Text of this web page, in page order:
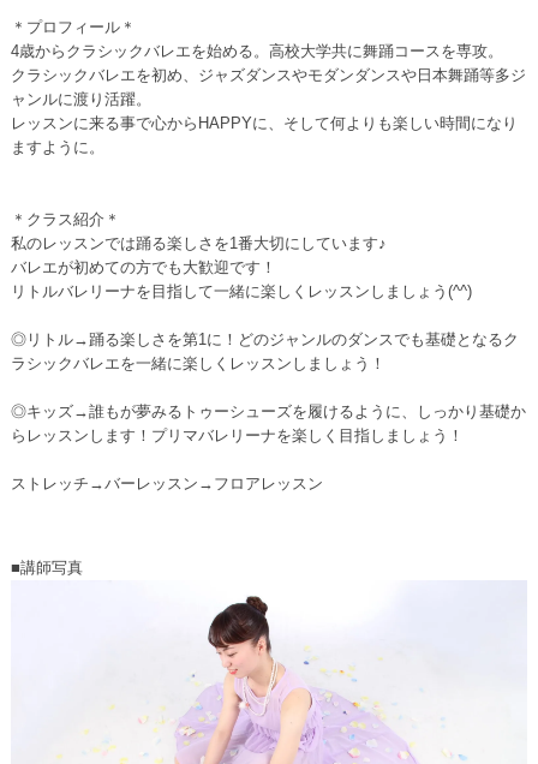
＊プロフィール＊
4歳からクラシックバレエを始める。高校大学共に舞踊コースを専攻。
クラシックバレエを初め、ジャズダンスやモダンダンスや日本舞踊等多ジ
ャンルに渡り活躍。
レッスンに来る事で心からHAPPYに、そして何よりも楽しい時間になり
ますように。
＊クラス紹介＊
私のレッスンでは踊る楽しさを1番大切にしています♪
バレエが初めての方でも大歓迎です！
リトルバレリーナを目指して一緒に楽しくレッスンしましょう(^^)
◎リトル→踊る楽しさを第1に！どのジャンルのダンスでも基礎となるク
ラシックバレエを一緒に楽しくレッスンしましょう！
◎キッズ→誰もが夢みるトゥーシューズを履けるように、しっかり基礎か
らレッスンします！プリマバレリーナを楽しく目指しましょう！
ストレッチ→バーレッスン→フロアレッスン
■講師写真